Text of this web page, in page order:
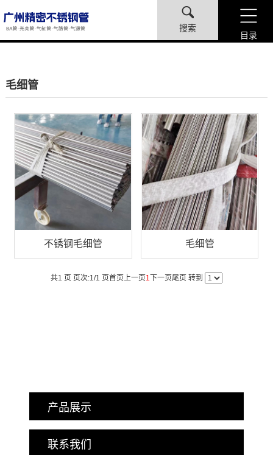
搜索
目录
毛细管
不锈钢毛细管 毛细管
共1 页 页次:1/1 页首页上一页1 下一页尾页转到
产品展示
联系我们